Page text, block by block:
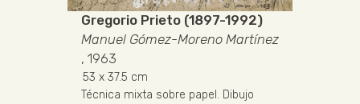
Gregorio Prieto (1897-1992)
Manuel Gómez-Moreno Martínez
, 1963
53 x 37.5 cm
Técnica mixta sobre papel . Dibujo